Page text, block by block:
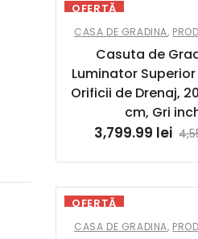
OFERTĂ
CASA DE GRADINA,
Casuta de
Luminator
Orificii de Drenaj,
cm, Gri
3,799.99 lei
OFERTĂ
CASA DE GRADINA,